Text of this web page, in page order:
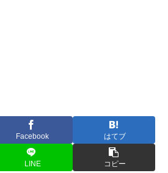
Facebook はてブ
LINE コピー